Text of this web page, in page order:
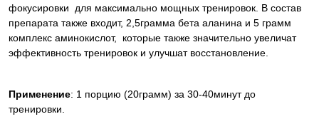
фокусировки для максимально мощных тренировок. В состав
препарата также входит, 2,5грамма бета аланина и 5 грамм
комплекс аминокислот,
которые также значительно увеличат
эффективность тренировок и улучшат восстановление.
Применение: 1 порцию (20грамм) за 30-40минут до
тренировки.